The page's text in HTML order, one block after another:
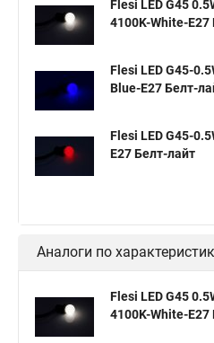
Flesi LED G45
4100K-White-E27
Flesi LED G45-
Blue-E27 Белт-
Flesi LED G45-
E27 Белт-лайт
Аналоги по
Flesi LED G45
4100K-White-E27